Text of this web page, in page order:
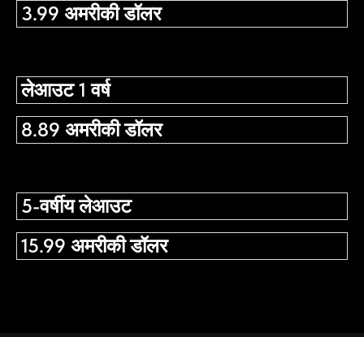
3.99 अमरीकी डॉलर
लेआउट 1 वर्ष
8.89 अमरीकी डॉलर
5-वर्षीय लेआउट
15.99 अमरीकी डॉलर